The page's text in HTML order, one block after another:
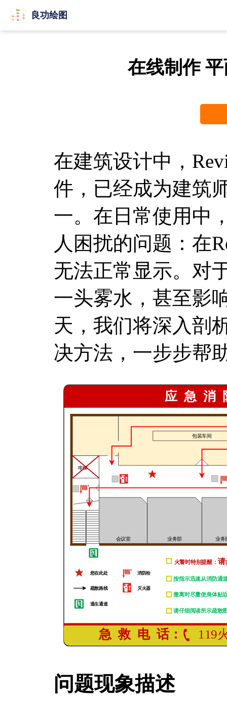
良功绘图
在线制作
在建筑设计中，
件，已经成为建筑
一。在日常使用中
人困扰的问题：在
无法正常显示。对
一头雾水，甚至影
天，我们将深入剖
决方法，一步步帮
问题现象描述